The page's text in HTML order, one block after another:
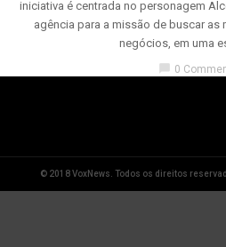
iniciativa é centrada no personagem
agência para a missão de buscar
negócios, em uma
chat_bubble 0
© 2018 VoxNews. Todos os direitos